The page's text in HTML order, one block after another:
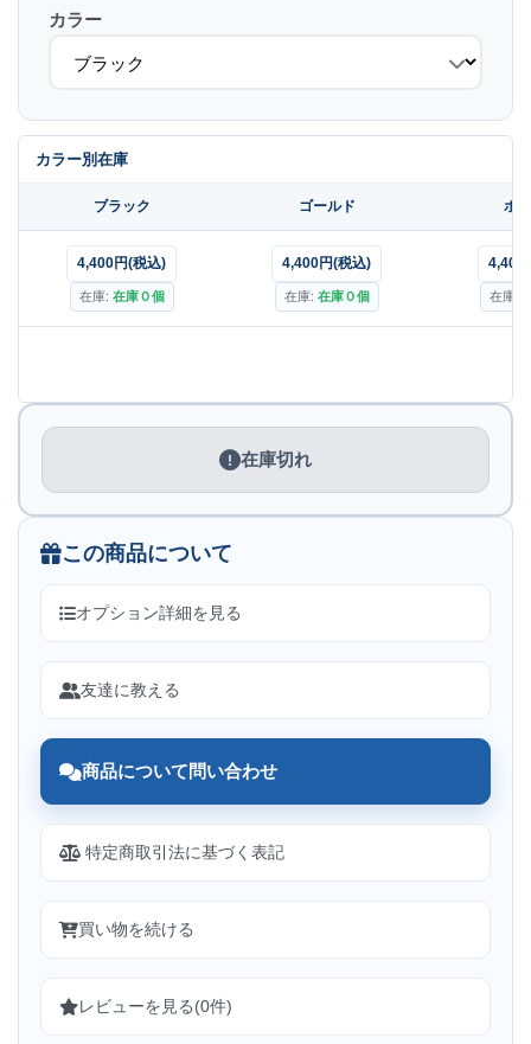
カラー
カラー別在庫
在庫切れ
この商品について
オプション詳細を見る
友達に教える
商品について問い合わせ
特定商取引法に基づく表記
買い物を続ける
レビューを見る(0件)